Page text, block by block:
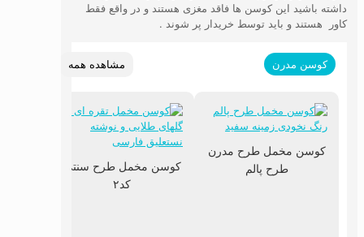
داشته باشید این کوسن ها فاقد مغزی هستند و در واقع فقط
کاور هستند و باید توسط خریدار پر شوند .
کوسن مدرن مشاهده همه
کوسن مخمل طرح مدرن
طرح پالم
کوسن مخمل طرح سنتی
کد۲